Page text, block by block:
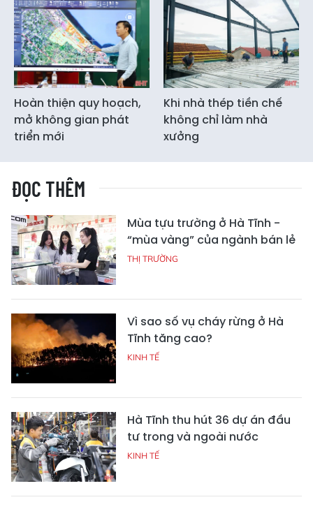
Hoàn thiện quy hoạch,
mở không gian phát
triển mới
Khi nhà thép tiền chế
không chỉ làm nhà
xưởng
ĐỌC THÊM
Mùa tựu trường ở Hà Tĩnh -
“mùa vàng” của ngành bán lẻ
THỊ TRƯỜNG
Vì sao số vụ cháy rừng ở Hà
Tĩnh tăng cao?
KINH TẾ
Hà Tĩnh thu hút 36 dự án đầu
tư trong và ngoài nước
KINH TẾ